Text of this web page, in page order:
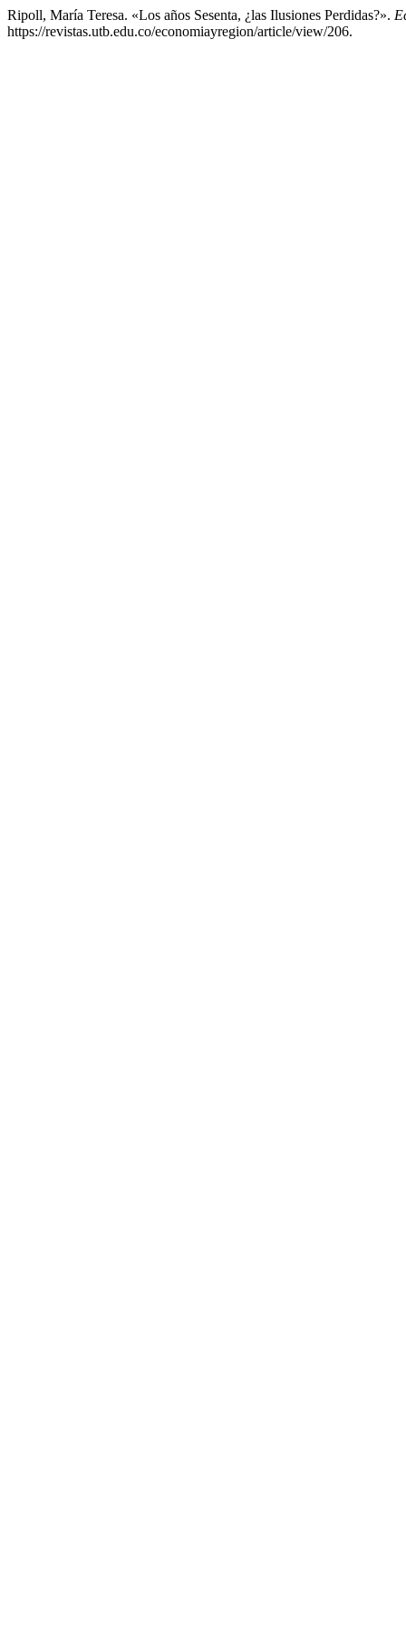
Ripoll, María Teresa. «Los años Sesenta, ¿las Ilusiones Perdidas?».
https://revistas.utb.edu.co/economiayregion/article/view/206.